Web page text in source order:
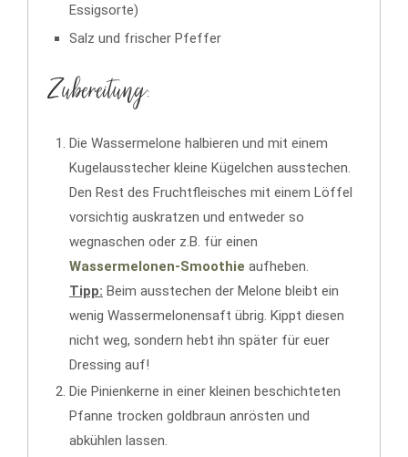
Essigsorte)
Salz und frischer Pfeffer
Zubereitung:
Die Wassermelone halbieren und mit einem
Kugelausstecher kleine Kügelchen ausstechen.
Den Rest des Fruchtfleisches mit einem Löffel
vorsichtig auskratzen und entweder so
wegnaschen oder z.B. für einen
Wassermelonen-Smoothie aufheben.
Tipp: Beim ausstechen der Melone bleibt ein
wenig Wassermelonensaft übrig. Kippt diesen
nicht weg, sondern hebt ihn später für euer
Dressing auf!
Die Pinienkerne in einer kleinen beschichteten
Pfanne trocken goldbraun anrösten und
abkühlen lassen.